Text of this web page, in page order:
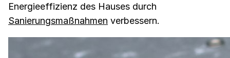
Energieeffizienz des Hauses durch
Sanierungsmaßnahmen verbessern.